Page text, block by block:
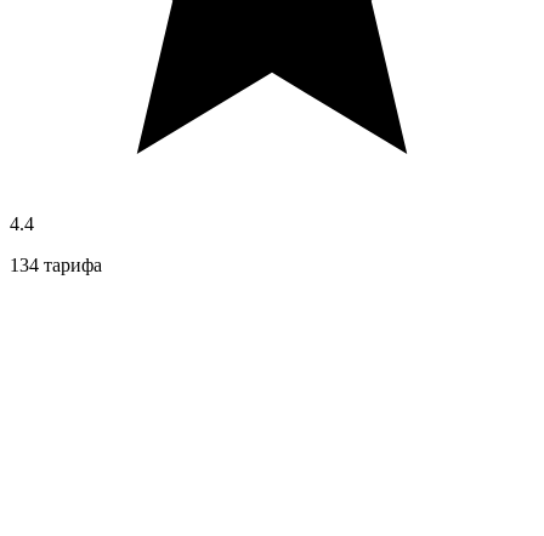
4.4
134 тарифа